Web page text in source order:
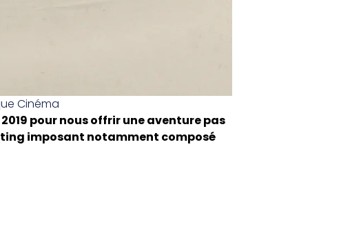
Cinéma
pour nous offrir une aventure pas
imposant notamment composé